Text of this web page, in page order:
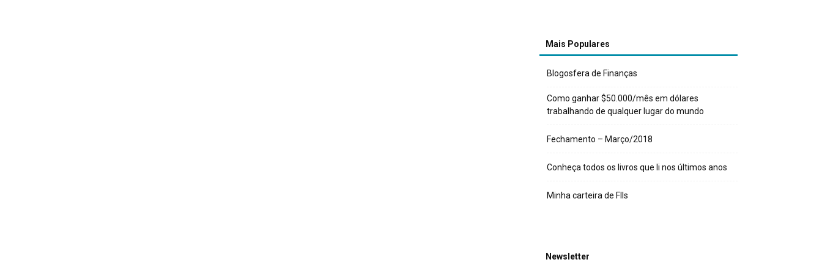
Mais Populares
Blogosfera de Finanças
Como ganhar $50.000/mês em dólares
trabalhando de qualquer lugar do mundo
Fechamento – Março/2018
Conheça todos os livros que li nos últimos anos
Minha carteira de FIIs
Newsletter